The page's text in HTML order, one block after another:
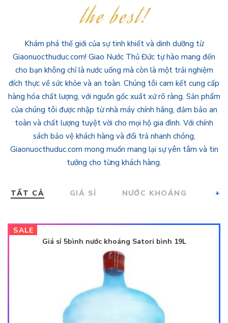
the best!
Khám phá thế giới của sự tinh khiết và dinh dưỡng từ
Giaonuocthuduc.com! Giao Nước Thủ Đức tự hào mang đến
cho bạn không chỉ là nước uống mà còn là một trải nghiệm
đích thực về sức khỏe và an toàn. Chúng tôi cam kết cung cấp
hàng hóa chất lượng, với nguồn gốc xuất xứ rõ ràng. Sản phẩm
của chúng tôi được nhập từ nhà máy chính hãng, đảm bảo an
toàn và chất lượng tuyệt vời cho mọi hộ gia đình. Với chính
sách bảo vệ khách hàng và đổi trả nhanh chóng,
Giaonuocthuduc.com mong muốn mang lại sự yên tâm và tin
tưởng cho từng khách hàng.
TẤT CẢ GIÁ SỈ NƯỚC KHOÁNG +
SALE
Giá sỉ 5bình nước khoáng Satori bình 19L